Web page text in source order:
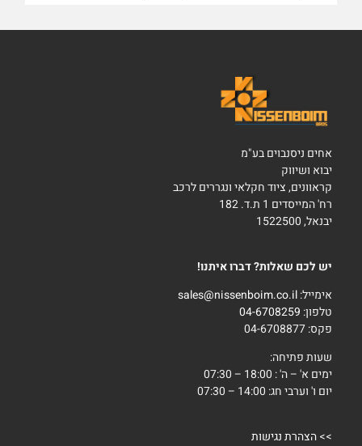
אחים ניסנבוים בע"מ
יבוא ושיווק
קראוונים, ציוד חקלאי ונגררים לרכב
רח' המייסדים 1 ת.ד. 182
יבנאל, 1522500
יש לכם שאלות? דברו איתנו!
אימייל:sales@nissenboim.co.il
טלפון: 04-6708259
פקס: 04-6708877
שעות פתיחה:
ימים א' – ה' : 18:00 – 07:30
יום ו' וערבי חג: 14:00 – 07:30
>>הצהרת נגישות